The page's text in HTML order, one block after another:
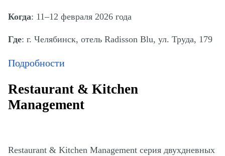
Когда: 11–12 февраля 2026 года
Где: г. Челябинск, отель Radisson Blu, ул. Труда, 179
Подробности
Restaurant & Kitchen
Management
Restaurant & Kitchen Management серия двухдневных